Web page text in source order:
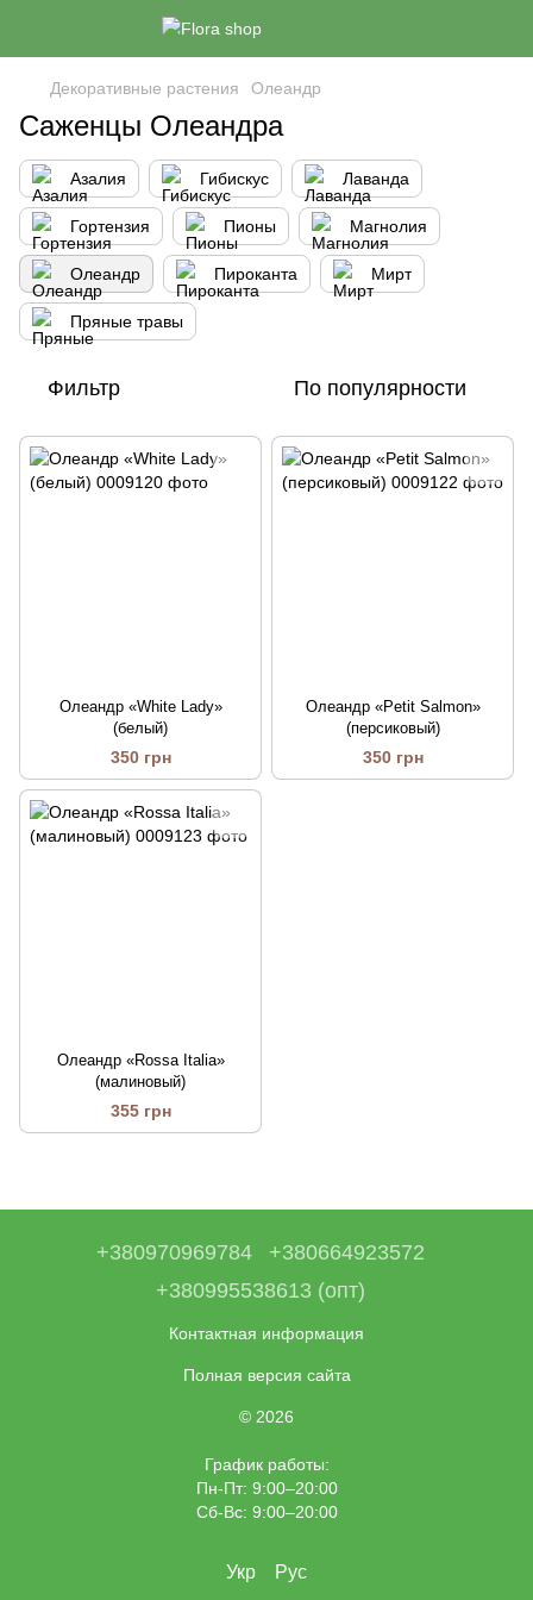
Декоративные растения Олеандр
Саженцы Олеандра
Азалия Гибискус Лаванда
Гортензия Пионы Магнолия
Олеандр Пироканта Мирт
Пряные травы
Фильтр По популярности
Олеандр «White Lady»
(белый)
350 грн
Олеандр «Petit Salmon»
(персиковый)
350 грн
Олеандр «Rossa Italia»
(малиновый)
355 грн
+380970969784
+380664923572
+380995538613 (опт)
Контактная информация
Полная версия сайта
© 2026
График работы:
Пн-Пт: 9:00–20:00
Сб-Вс: 9:00–20:00
Укр Рус